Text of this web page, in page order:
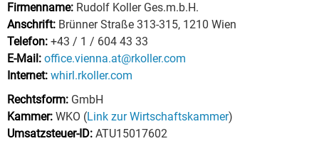
Firmenname: Rudolf Koller Ges.m.b.H.
Anschrift: Brünner Straße 313-315, 1210 Wien
Telefon: +43 / 1 / 604 43 33
E-Mail: office.vienna.at@rkoller.com
Internet: whirl.rkoller.com
Rechtsform: GmbH
Kammer: WKO (Link zur Wirtschaftskammer)
Umsatzsteuer-ID: ATU15017602